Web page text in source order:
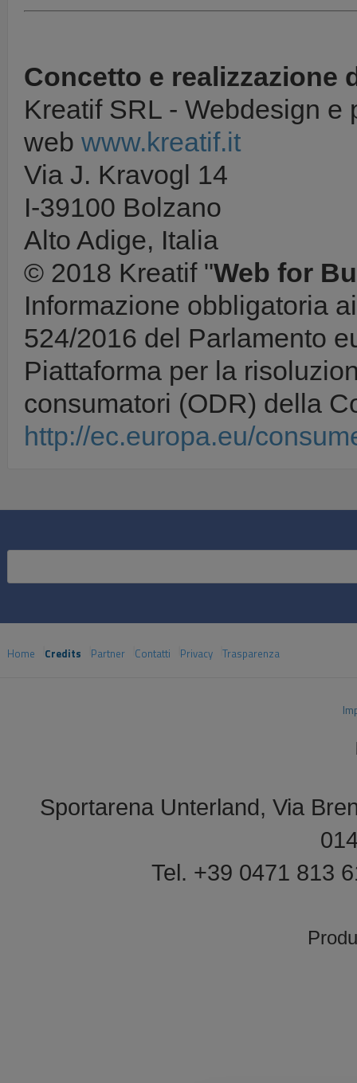
Concetto e realizzazione
Kreatif SRL - Webdesign e
web www.kreatif.it
Via J. Kravogl 14
I-39100 Bolzano
Alto Adige, Italia
© 2018 Kreatif "Web for
Informazione obbligatoria
524/2016 del Parlamento
Piattaforma per la
consumatori (ODR) della
http://ec.europa.eu/
Home Credits Partner Contatti Privacy Trasparenza
Sportarena Unterland, Via
Tel. +39 0471 813